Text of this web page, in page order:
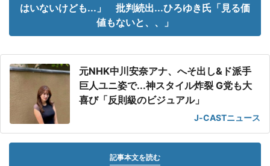
はいないけども...」 批判続出...ひろゆき氏「見る価
値もないと、、」
元NHK中川安奈アナ、へそ出し&ド派手
巨人ユニ姿で...神スタイル炸裂 G党も大
喜び「反則級のビジュアル」
J-CASTニュース
記事本文を読む